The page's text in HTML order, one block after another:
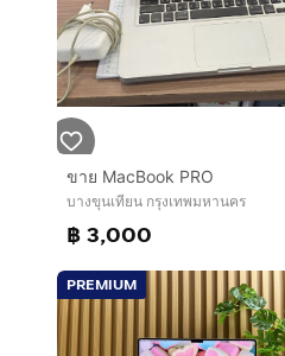
ขาย MacBook PRO
บางขุนเทียน กรุงเทพมหานคร
฿ 3,000
PREMIUM